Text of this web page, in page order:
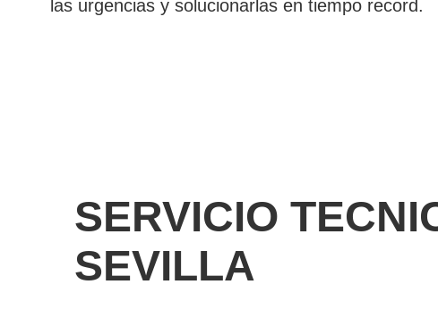
las urgencias y solucionarlas en tiempo record.
SERVICIO
SEVILLA